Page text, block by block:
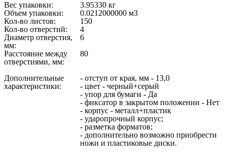
Вес упаковки:
3.95330 кг
Объем упаковки:
0.0212000000 м3
Кол-во листов:
150
Кол-во отверстий:
4
Диаметр отверстия,
мм:
6
Расстояние между
отверстиями, мм:
80
Дополнительные
характеристики:
- отступ от края, мм - 13,0
- цвет - черный+серый
- упор для бумаги - Да
- фиксатор в закрытом положении - Нет
- корпус - металл+пластик
- ударопрочный корпус;
- разметка форматов;
- дополнительно возможно приобрести
ножи и пластиковые диски.